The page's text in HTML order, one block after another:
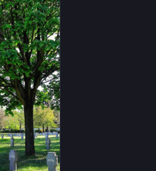
#Soldaten #Soldatengräber
#ZweiterWeltkrieg
#WorldWar
#Zentralfriedhof